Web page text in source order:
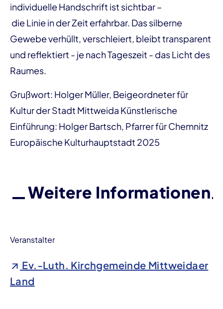
individuelle Handschrift ist sichtbar –
die Linie in der Zeit erfahrbar. Das silberne
Gewebe verhüllt, verschleiert, bleibt transparent
und reflektiert - je nach Tageszeit - das Licht des
Raumes.
Grußwort: Holger Müller, Beigeordneter für
Kultur der Stadt Mittweida Künstlerische
Einführung: Holger Bartsch, Pfarrer für Chemnitz
Europäische Kulturhauptstadt 2025
Weitere Informationen
Veranstalter
Ev.-Luth. Kirchgemeinde Mittweidaer
Land